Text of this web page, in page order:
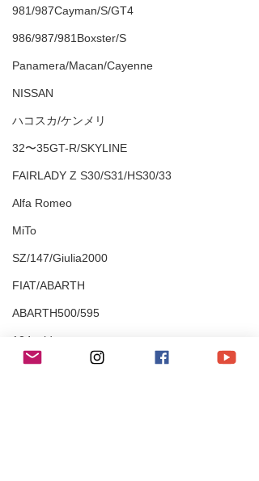
981/987Cayman/S/GT4
986/987/981Boxster/S
Panamera/Macan/Cayenne
NISSAN
ハコスカ/ケンメリ
32〜35GT-R/SKYLINE
FAIRLADY Z S30/S31/HS30/33
Alfa Romeo
MiTo
SZ/147/Giulia2000
FIAT/ABARTH
ABARTH500/595
124spider
Fiat500C
TOYOTA